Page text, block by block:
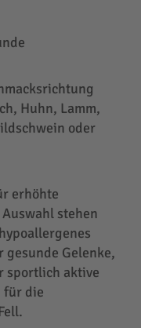
Huhn, Lamm,
oder
erhöhte
stehen
Gelenke,
sportlich aktive
für die